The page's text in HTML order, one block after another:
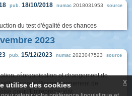
pub. 18/10/2018 numac 2018031953 source
du test d'égalité des chances
2023
pub. 15/12/2023 numac 2023047523 source
réorganisation et changement de
pour l'Accompagnement de
pour l'Entrepreneuriat
utilise des cookies x